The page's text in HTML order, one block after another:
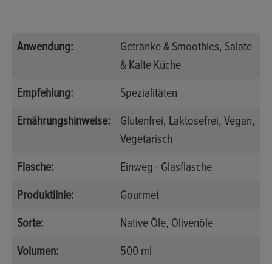
Anwendung: Getränke & Smoothies, Salate
& Kalte Küche
Empfehlung:
Spezialitäten
Ernährungshinweise:
Glutenfrei, Laktosefrei, Vegan,
Vegetarisch
Flasche:
Einweg - Glasflasche
Produktlinie:
Gourmet
Sorte:
Native Öle, Olivenöle
Volumen:
500 ml